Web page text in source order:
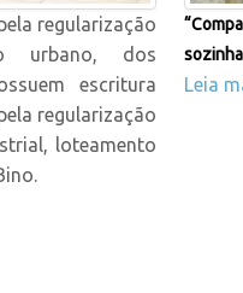
regularização
urbano, dos
escritura
regularização
loteamento
Leia